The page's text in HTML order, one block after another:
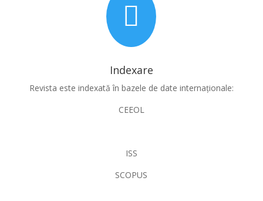

Indexare
Revista este indexată în bazele de date internaționale:
CEEOL
ISS
SCOPUS